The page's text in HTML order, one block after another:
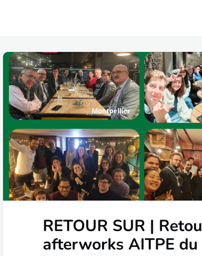
Offres d'emploi dépôt/consultation Votre association
Clubs | Promos
RETOUR SUR |
afterworks AITPE du